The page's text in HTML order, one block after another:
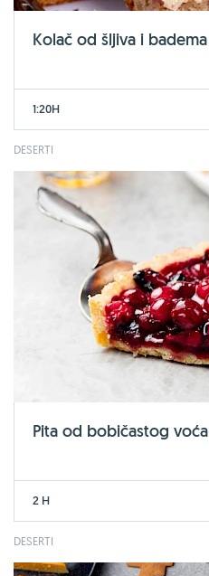
Kolač od šljiva i badema
1:20H
DESERTI
Pita od bobičastog voća
2 H
DESERTI